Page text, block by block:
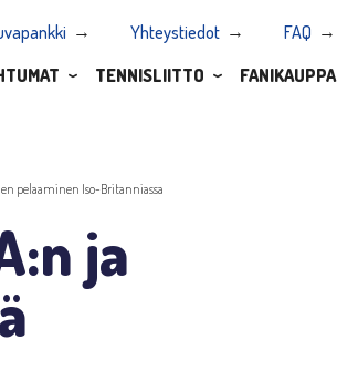
Yhteystiedot
FAQ
TENNISLIITTO FANIKAUPPA
pelaaminen Iso-Britanniassa
ja